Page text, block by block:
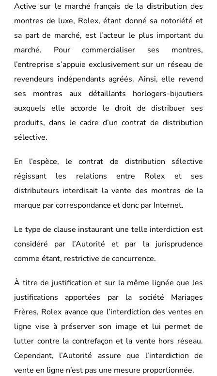
Active sur le marché français de la distribution des
montres de luxe, Rolex, étant donné sa notoriété et
sa part de marché, est l’acteur le plus important du
marché. Pour commercialiser ses montres,
l’entreprise s’appuie exclusivement sur un réseau de
revendeurs indépendants agréés. Ainsi, elle revend
ses montres aux détaillants horlogers-bijoutiers
auxquels elle accorde le droit de distribuer ses
produits, dans le cadre d’un contrat de distribution
sélective.
En l’espèce, le contrat de distribution sélective
régissant les relations entre Rolex et ses
distributeurs interdisait la vente des montres de la
marque par correspondance et donc par Internet.
Le type de clause instaurant une telle interdiction est
considéré par l’Autorité et par la jurisprudence
comme étant, restrictive de concurrence.
À titre de justification et sur la même lignée que les
justifications apportées par la société Mariages
Frères, Rolex avance que l’interdiction des ventes en
ligne vise à préserver son image et lui permet de
lutter contre la contrefaçon et la vente hors réseau.
Cependant, l’Autorité assure que l’interdiction de
vente en ligne n’est pas une mesure proportionnée.